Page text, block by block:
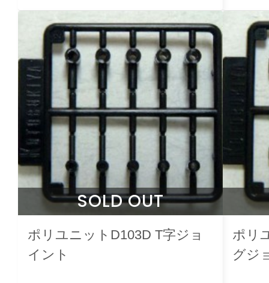
SOLD OUT
ポリユニットD103D T字ジョ
イント
ポリ
グジ